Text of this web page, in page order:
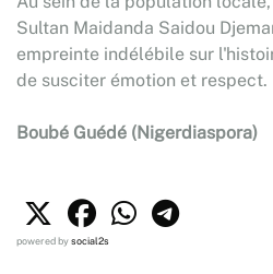
Sultan Maidanda Saidou
empreinte indélébile sur
de susciter émotion et respect.
Boubé Guédé (Nigerdiaspora)
powered bysocial2s